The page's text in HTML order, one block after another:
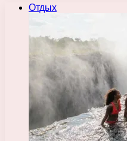
Отдых